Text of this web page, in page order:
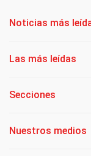
Noticias más
Las más leídas
Secciones
Nuestros medios